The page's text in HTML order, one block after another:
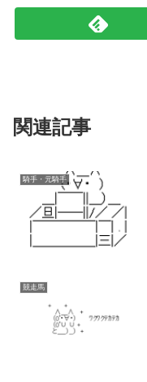
関連記事
騎手・元騎手
競走馬